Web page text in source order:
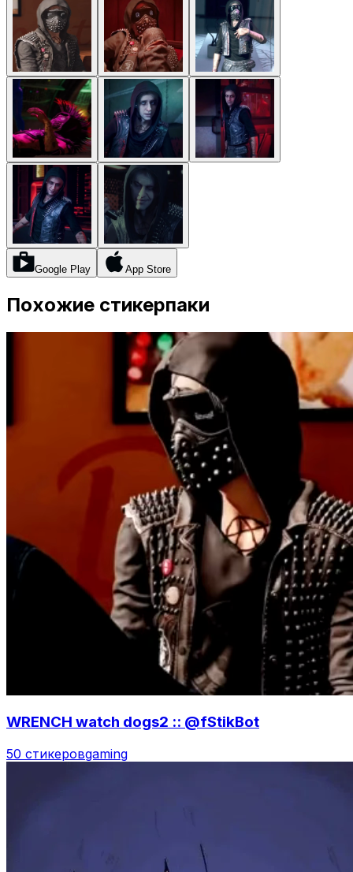
Google Play App Store
Похожие стикерпаки
WRENCH watch dogs2 :: @fStikBot
50 стикеровgaming